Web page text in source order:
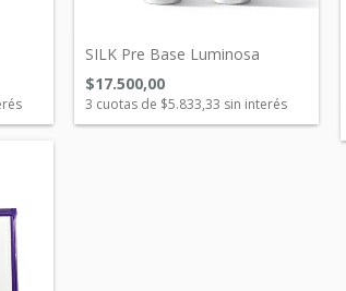
SILK Pre Base Luminosa
$17.500,00
3 cuotas de $5.833,33 sin interés